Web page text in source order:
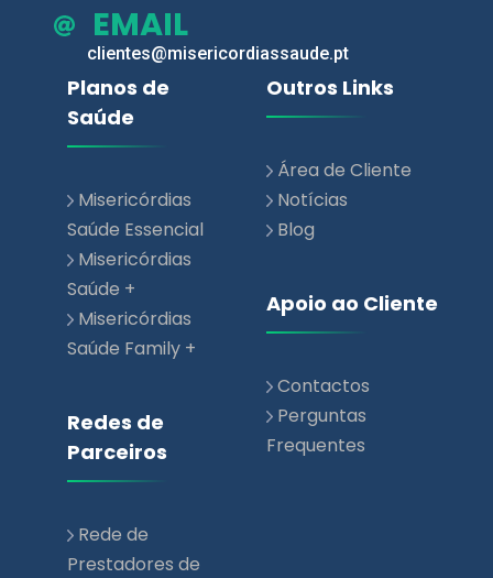
EMAIL
clientes@misericordiassaude.pt
Planos de
Saúde
Misericórdias
Saúde Essencial
Misericórdias
Saúde +
Misericórdias
Saúde Family +
Redes de
Parceiros
Rede de
Prestadores de
Outros Links
Área de Cliente
Notícias
Blog
Apoio ao Cliente
Contactos
Perguntas
Frequentes